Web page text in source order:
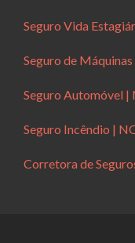
Seguro Vida
Seguro de
Seguro Automóvel
Seguro Incêndio |
Corretora de